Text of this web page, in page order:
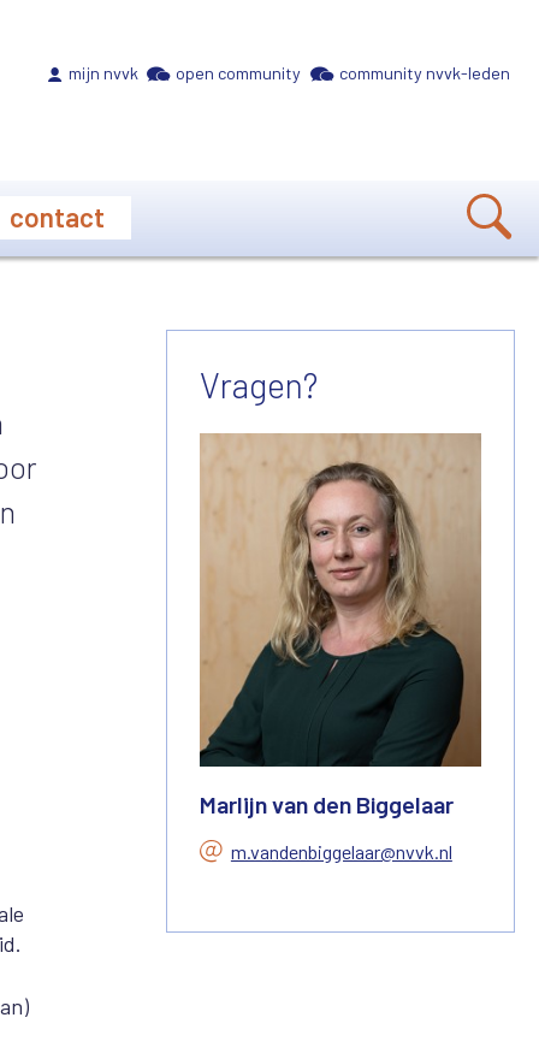
mijn nvvk open community community nvvk-leden
contact
Vragen?
Marlijn van den Biggelaar
m.vandenbiggelaar@nvvk.nl